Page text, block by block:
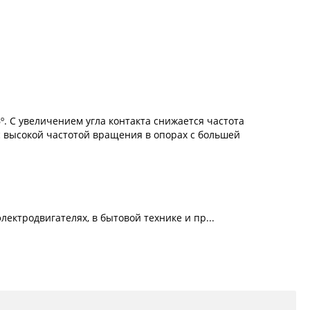
увеличением угла контакта снижается частота
частотой вращения в опорах с большей
в бытовой технике и пр...